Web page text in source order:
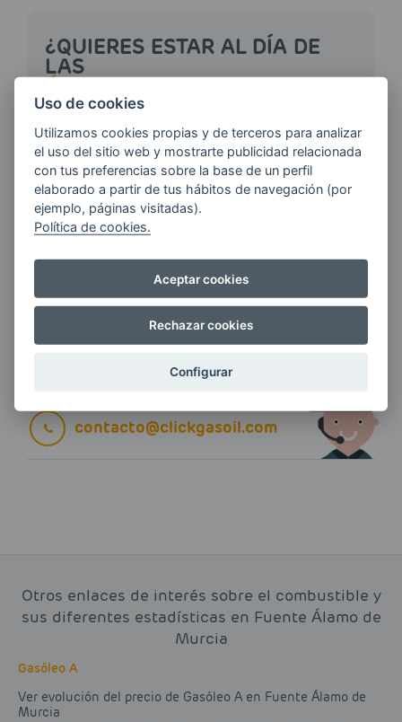
¿QUIERES ESTAR AL DÍA DE
LAS
ÚLTIMAS NOVEDADES?
E-MAIL
Quiero recibir las últimas novedades de AVIA
Si tienes alguna duda durante el
contacto@clickgasoil.com
Otros enlaces de interés sobre el combustible y
sus diferentes estadísticas en Fuente Álamo de
Murcia
Gasóleo A
Ver evolución del precio de Gasóleo A en Fuente Álamo de
Murcia
Uso de cookies
Utilizamos cookies propias y de terceros para analizar
el uso del sitio web y mostrarte publicidad relacionada
con tus preferencias sobre la base de un perfil
elaborado a partir de tus hábitos de navegación (por
ejemplo, páginas visitadas).
Política de cookies.
Aceptar cookies
Rechazar cookies
Configurar